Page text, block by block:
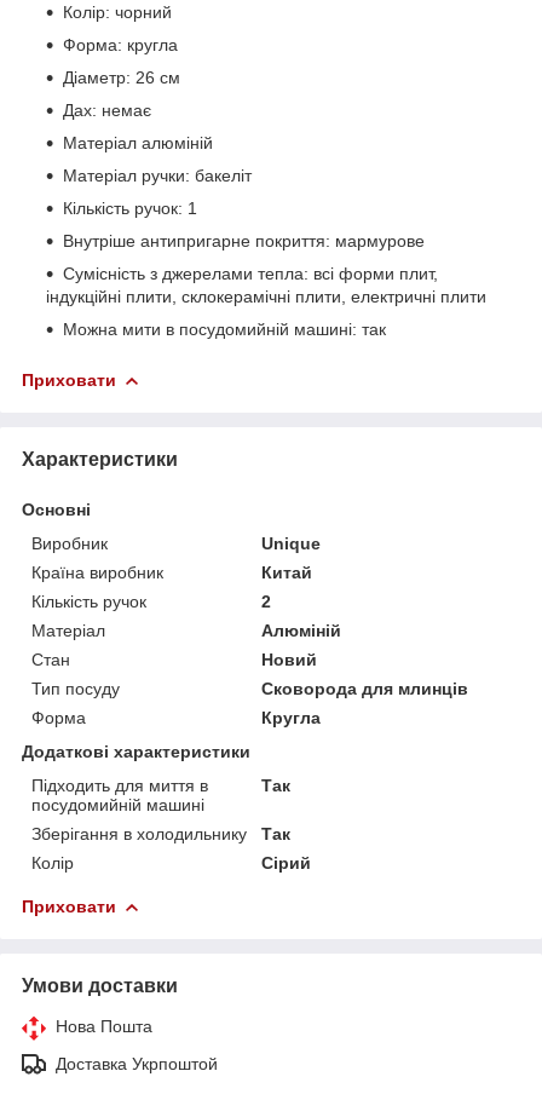
Колір: чорний
Форма: кругла
Діаметр: 26 см
Дах: немає
Матеріал алюміній
Матеріал ручки: бакеліт
Кількість ручок: 1
Внутріше антипригарне покриття: мармурове
Сумісність з джерелами тепла: всі форми плит,
індукційні плити, склокерамічні плити, електричні плити
Можна мити в посудомийній машині: так
Приховати
Характеристики
Основні
Виробник
Unique
Країна виробник
Китай
Кількість ручок
2
Матеріал
Алюміній
Стан
Новий
Тип посуду
Сковорода для млинців
Форма
Кругла
Додаткові характеристики
Підходить для миття в
посудомийній машині
Так
Зберігання в холодильнику
Так
Колір
Сірий
Приховати
Умови доставки
Нова Пошта
Доставка Укрпоштой